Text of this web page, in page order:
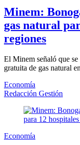
Minem:
gas natural
regiones
El Minem señaló que
gratuita de gas natural
Economía
Redacción Gestión
Economía